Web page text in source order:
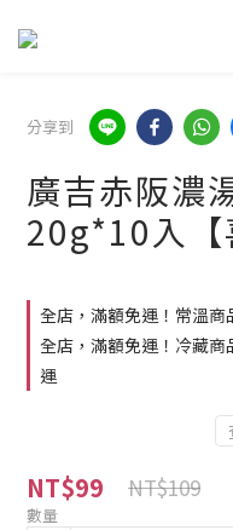
分享到
廣吉赤阪濃
20g*10入【
全店，滿額免運！常溫
全店，滿額免運！冷藏
運
NT$99 NT$109
數量